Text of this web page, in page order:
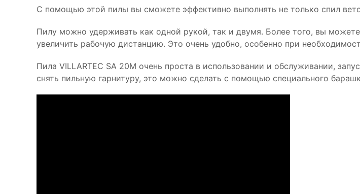
С помощью этой пилы вы сможете эффективно выполнять не только спил
Пилу можно удерживать как одной рукой, так и двумя. Более того, вы
увеличить рабочую дистанцию. Это очень удобно, особенно при
Пила VILLARTEC SА 20М очень проста в использовании и обслуживании,
снять пильную гарнитуру, это можно сделать с помощью специального